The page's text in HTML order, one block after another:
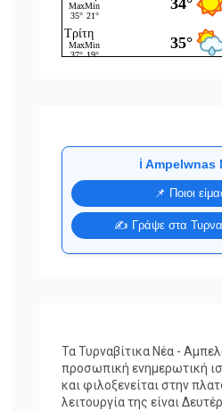
ℹ️ Ampelwnas
📌 Ποιοι
✍️ Γράψε στα
Τα Τυρναβίτικα Νέα -
προσωπική ενημερωτική
και φιλοξενείται στην
λειτουργία της είναι